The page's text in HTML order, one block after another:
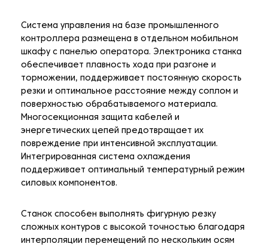
Система управления на базе промышленного
контроллера размещена в отдельном мобильном
шкафу с панелью оператора. Электроника станка
обеспечивает плавность хода при разгоне и
торможении, поддерживает постоянную скорость
резки и оптимальное расстояние между соплом и
поверхностью обрабатываемого материала.
Многосекционная защита кабелей и
энергетических цепей предотвращает их
повреждение при интенсивной эксплуатации.
Интегрированная система охлаждения
поддерживает оптимальный температурный режим
силовых компонентов.
Станок способен выполнять фигурную резку
сложных контуров с высокой точностью благодаря
интерполяции перемещений по нескольким осям